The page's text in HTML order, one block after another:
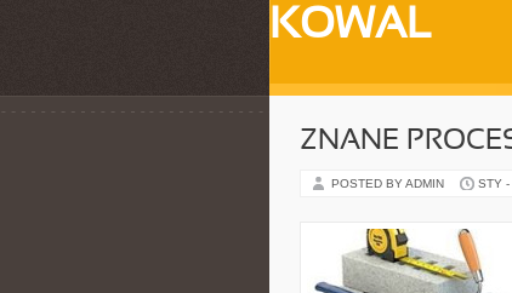
KOWAL
ZNANE
POSTED BY ADMIN STY